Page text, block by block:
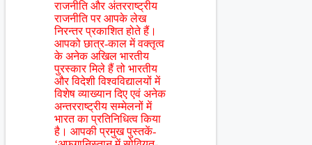
राजनीति और अंतरराष्ट्रीय
राजनीति पर आपके लेख
निरन्तर प्रकाशित होते हैं।
आपको छात्र-काल में वक्तृत्व
के अनेक अखिल भारतीय
पुरस्कार मिले हैं तो भारतीय
और विदेशी विश्वविद्यालयों में
विशेष व्याख्यान दिए एवं अनेक
अन्तरराष्ट्रीय सम्मेलनों में
भारत का प्रतिनिधित्व किया
है। आपकी प्रमुख पुस्तकें-